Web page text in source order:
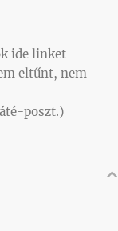
ide linket
eltűnt, nem
poszt.)